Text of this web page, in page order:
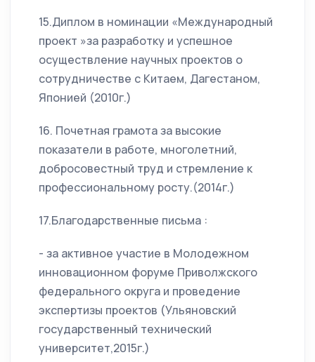
15.Диплом в номинации «Международный
проект »за разработку и успешное
осуществление научных проектов о
сотрудничестве с Китаем, Дагестаном,
Японией (2010г.)
16. Почетная грамота за высокие
показатели в работе, многолетний,
добросовестный труд и стремление к
профессиональному росту.(2014г.)
17.Благодарственные письма :
- за активное участие в Молодежном
инновационном форуме Приволжского
федерального округа и проведение
экспертизы проектов (Ульяновский
государственный технический
университет,2015г.)